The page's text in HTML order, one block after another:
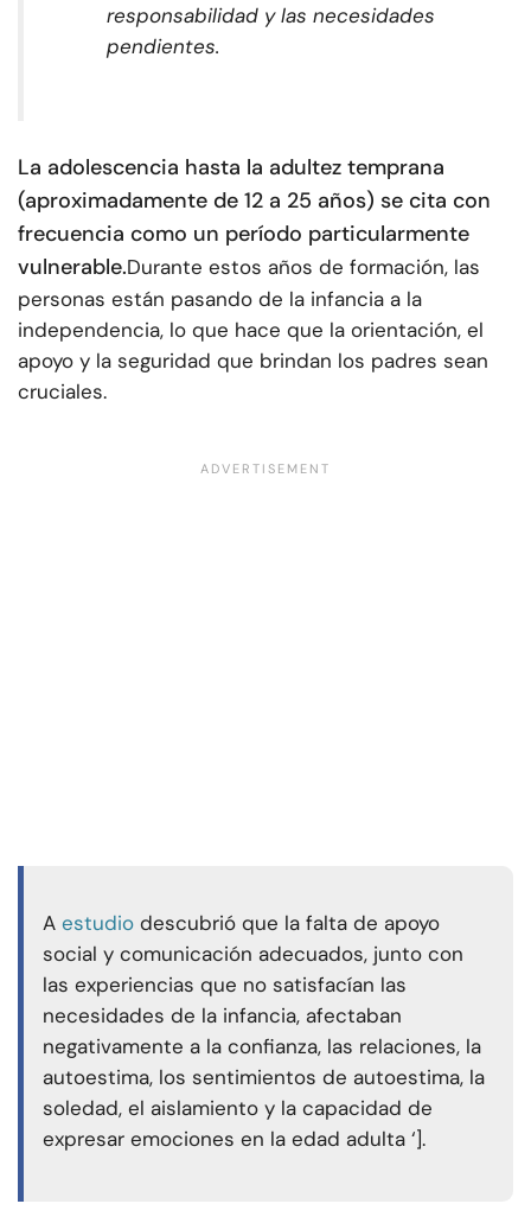
responsabilidad y las necesidades
pendientes.
La adolescencia hasta la adultez temprana
(aproximadamente de 12 a 25 años) se cita con
frecuencia como un período particularmente
vulnerable.Durante estos años de formación, las
personas están pasando de la infancia a la
independencia, lo que hace que la orientación, el
apoyo y la seguridad que brindan los padres sean
cruciales.
A estudio descubrió que la falta de apoyo
social y comunicación adecuados, junto con
las experiencias que no satisfacían las
necesidades de la infancia, afectaban
negativamente a la confianza, las relaciones, la
autoestima, los sentimientos de autoestima, la
soledad, el aislamiento y la capacidad de
expresar emociones en la edad adulta ‘].